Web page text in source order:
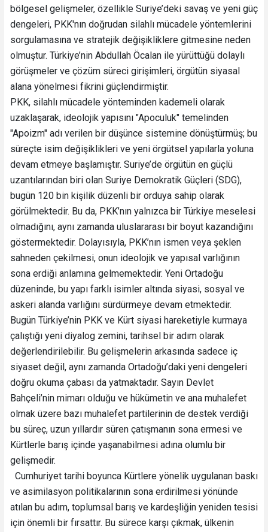
bölgesel gelişmeler, özellikle Suriye’deki savaş ve yeni güç
dengeleri, PKK'nın doğrudan silahlı mücadele yöntemlerini
sorgulamasına ve stratejik değişikliklere gitmesine neden
olmuştur. Türkiye’nin Abdullah Öcalan ile yürüttüğü dolaylı
görüşmeler ve çözüm süreci girişimleri, örgütün siyasal
alana yönelmesi fikrini güçlendirmiştir.
PKK, silahlı mücadele yönteminden kademeli olarak
uzaklaşarak, ideolojik yapısını "Apoculuk" temelinden
"Apoizm" adı verilen bir düşünce sistemine dönüştürmüş; bu
süreçte isim değişiklikleri ve yeni örgütsel yapılarla yoluna
devam etmeye başlamıştır. Suriye’de örgütün en güçlü
uzantılarından biri olan Suriye Demokratik Güçleri (SDG),
bugün 120 bin kişilik düzenli bir orduya sahip olarak
görülmektedir. Bu da, PKK’nın yalnızca bir Türkiye meselesi
olmadığını, aynı zamanda uluslararası bir boyut kazandığını
göstermektedir. Dolayısıyla, PKK’nın ismen veya şeklen
sahneden çekilmesi, onun ideolojik ve yapısal varlığının
sona erdiği anlamına gelmemektedir. Yeni Ortadoğu
düzeninde, bu yapı farklı isimler altında siyasi, sosyal ve
askeri alanda varlığını sürdürmeye devam etmektedir.
Bugün Türkiye’nin PKK ve Kürt siyasi hareketiyle kurmaya
çalıştığı yeni diyalog zemini, tarihsel bir adım olarak
değerlendirilebilir. Bu gelişmelerin arkasında sadece iç
siyaset değil, aynı zamanda Ortadoğu’daki yeni dengeleri
doğru okuma çabası da yatmaktadır. Sayın Devlet
Bahçeli’nin mimarı olduğu ve hükümetin ve ana muhalefet
olmak üzere bazı muhalefet partilerinin de destek verdiği
bu süreç, uzun yıllardır süren çatışmanın sona ermesi ve
Kürtlerle barış içinde yaşanabilmesi adına olumlu bir
gelişmedir.
Cumhuriyet tarihi boyunca Kürtlere yönelik uygulanan baskı
ve asimilasyon politikalarının sona erdirilmesi yönünde
atılan bu adım, toplumsal barış ve kardeşliğin yeniden tesisi
için önemli bir fırsattır. Bu sürece karşı çıkmak, ülkenin